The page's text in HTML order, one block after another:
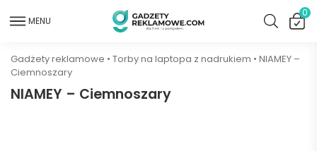
MENU
0
Gadżety reklamowe • Torby na laptopa z nadrukiem • NIAMEY –
Ciemnoszary
NIAMEY – Ciemnoszary